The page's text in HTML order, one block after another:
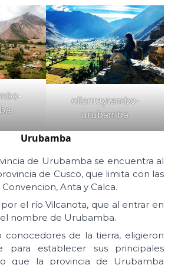
ollantaytambo-
urubamba
Urubamba
de Urubamba se encuentra al
de Cusco, que limita con las
Anta y Calca.
por el río Vilcanota, que al entrar en
nombre de Urubamba.
conocedores de la tierra, eligieron
para establecer sus principales
que la provincia de Urubamba